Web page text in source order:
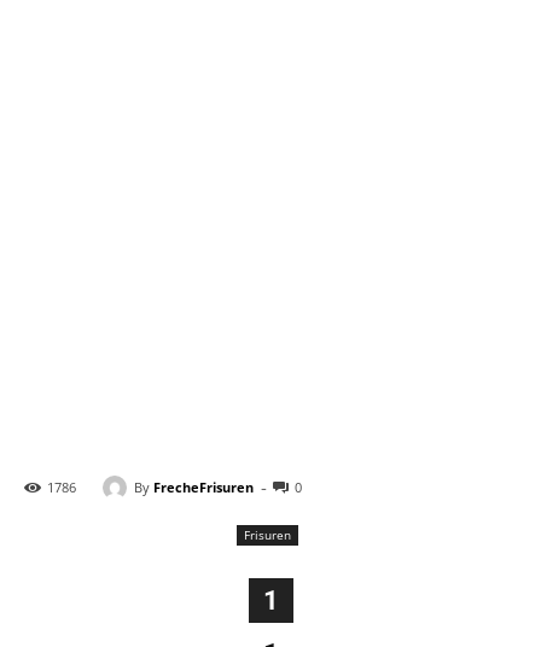
1786 By FrecheFrisuren - 0
Frisuren
1